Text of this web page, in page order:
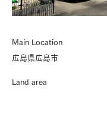
Main Location
広島県広島市
Land area